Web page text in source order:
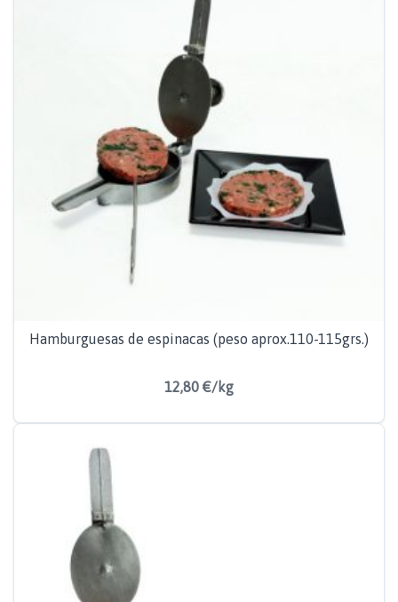
Hamburguesas de espinacas (peso aprox.110-115grs.)
12,80 €/kg